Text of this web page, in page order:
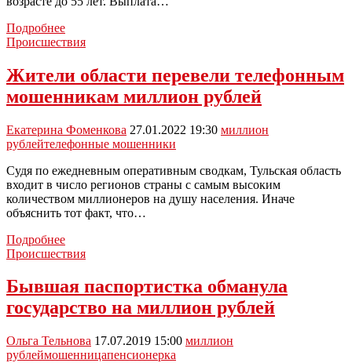
ПодробнееВ
Тульской
сельские
учителя
смогут
1
млн
рублей
Происшествия
Жители области перевели телефонным
мошенникам миллион рублей
Екатерина Фоменкова 27.01.2022 19:30 миллион
рублейтелефонные мошенники
Судя по ежедневным оперативным сводкам, Тульская область
входит в число регионов страны с самым высоким
количеством миллионеров на душу населения. Иначе
объяснить тот факт, что…
ПодробнееЖители
области
телефонным
мошенникам
миллион
Происшествия
Бывшая паспортистка обманула
государство на миллион рублей
Ольга Тельнова 17.07.2019 15:00 миллион
рублеймошенницапенсионерка